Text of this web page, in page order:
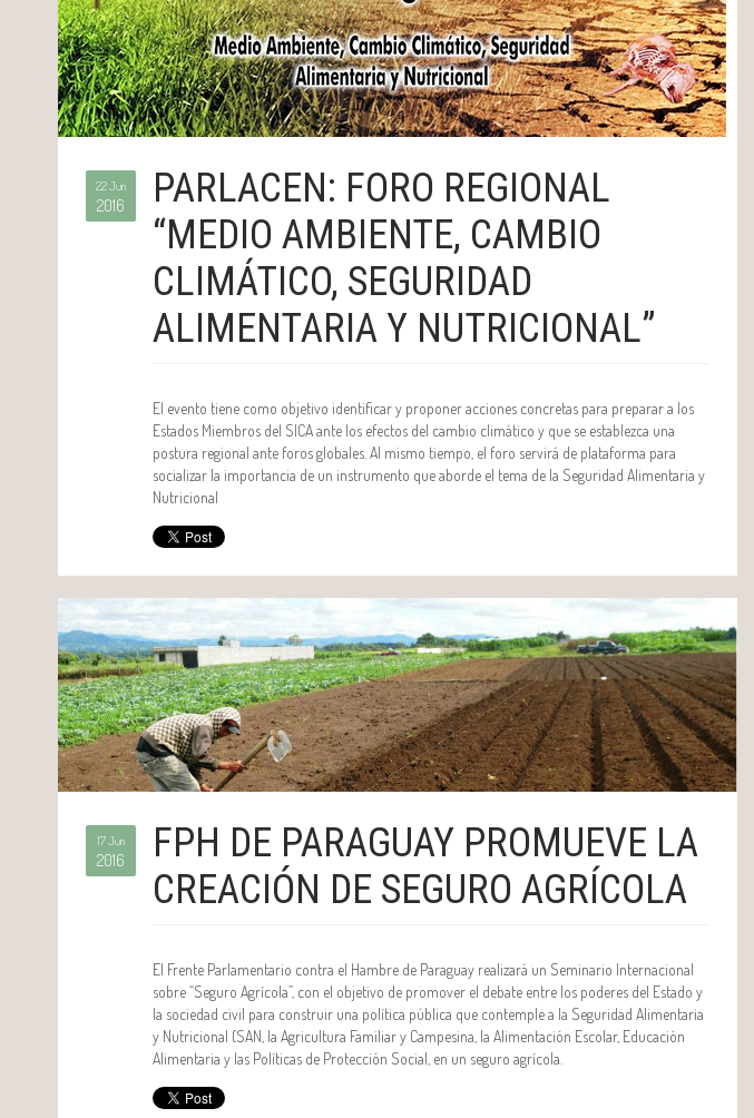
22 Jun
2016
PARLACEN: FORO REGIONAL
“MEDIO AMBIENTE, CAMBIO
CLIMÁTICO, SEGURIDAD
ALIMENTARIA Y NUTRICIONAL”
El evento tiene como objetivo identificar y proponer acciones concretas para preparar a los
Estados Miembros del SICA ante los efectos del cambio climático y que se establezca una
postura regional ante foros globales. Al mismo tiempo, el foro servirá de plataforma para
socializar la importancia de un instrumento que aborde el tema de la Seguridad Alimentaria y
Nutricional
17 Jun
2016
FPH DE PARAGUAY PROMUEVE LA
CREACIÓN DE SEGURO AGRÍCOLA
El Frente Parlamentario contra el Hambre de Paraguay realizará un Seminario Internacional
sobre “Seguro Agrícola”, con el objetivo de promover el debate entre los poderes del Estado y
la sociedad civil para construir una política pública que contemple a la Seguridad Alimentaria
y Nutricional (SAN, la Agricultura Familiar y Campesina, la Alimentación Escolar, Educación
Alimentaria y las Políticas de Protección Social, en un seguro agrícola.